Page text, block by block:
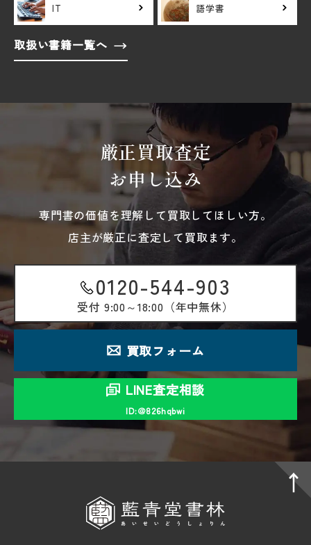
IT 語学書
取扱い書籍一覧へ
厳正買取査定
お申し込み
専門書の価値を理解して買取してほしい方。
店主が厳正に査定して買取ます。
0120-544-903
受付 9:00～18:00（年中無休）
買取フォーム
LINE査定相談
ID:＠826hqbwi